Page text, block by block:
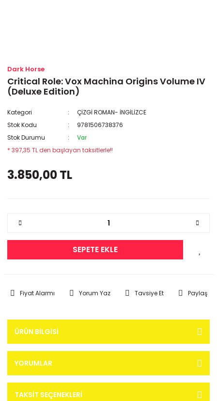
Dark Horse
Critical Role: Vox Machina Origins Volume IV
(Deluxe Edition)
Kategori
ÇİZGİ ROMAN- İNGİLİZCE
Stok Kodu
9781506738376
Stok Durumu
Var
* 397,35 TL den başlayan taksitlerle!!
3.850,00 TL
SEPETE EKLE
Fiyat Alarmı Yorum Yaz Tavsiye Et Paylaş
ÜRÜN BILGISI
YORUMLAR
TAKSIT SEÇENEKLERI